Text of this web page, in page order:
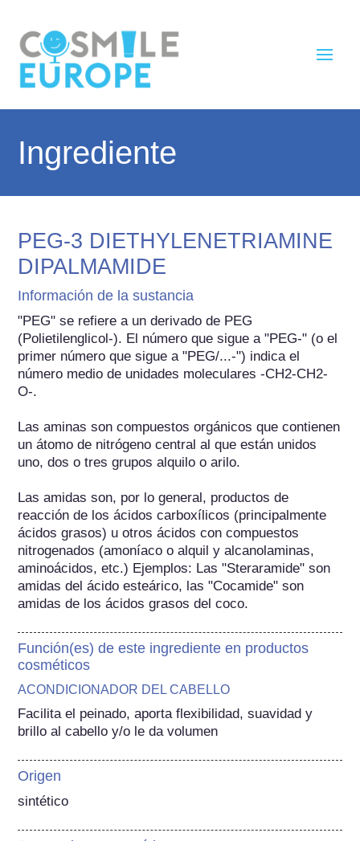
Ingrediente
PEG-3 DIETHYLENETRIAMINE
DIPALMAMIDE
Información de la sustancia
"PEG" se refiere a un derivado de PEG
(Polietilenglicol-). El número que sigue a "PEG-" (o el
primer número que sigue a "PEG/...-") indica el
número medio de unidades moleculares -CH2-CH2-
O-.
Las aminas son compuestos orgánicos que contienen
un átomo de nitrógeno central al que están unidos
uno, dos o tres grupos alquilo o arilo.
Las amidas son, por lo general, productos de
reacción de los ácidos carboxílicos (principalmente
ácidos grasos) u otros ácidos con compuestos
nitrogenados (amoníaco o alquil y alcanolaminas,
aminoácidos, etc.) Ejemplos: Las "Steraramide" son
amidas del ácido esteárico, las "Cocamide" son
amidas de los ácidos grasos del coco.
Función(es) de este ingrediente en productos
cosméticos
ACONDICIONADOR DEL CABELLO
Facilita el peinado, aporta flexibilidad, suavidad y
brillo al cabello y/o le da volumen
Origen
sintético